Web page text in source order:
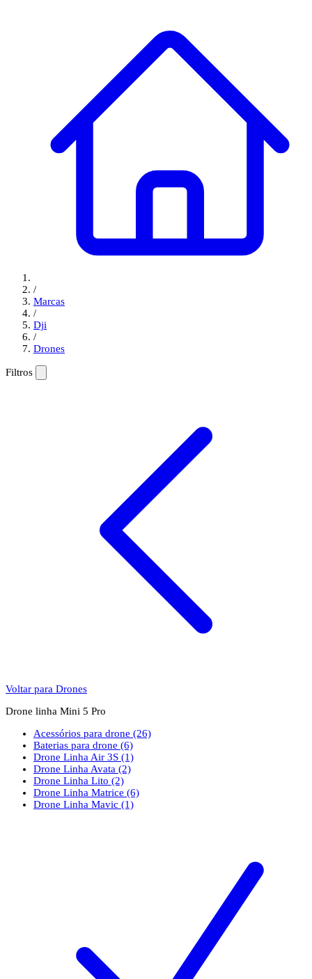
/
Marcas
/
Dji
/
Drones
Filtros
Voltar para Drones
Drone linha Mini 5 Pro
Acessórios para drone (26)
Baterias para drone (6)
Drone Linha Air 3S (1)
Drone Linha Avata (2)
Drone Linha Lito (2)
Drone Linha Matrice (6)
Drone Linha Mavic (1)